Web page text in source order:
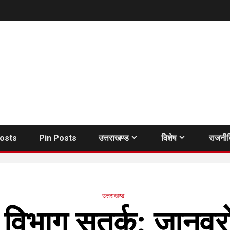
Pin Posts उत्तराखण्ड विशेष
उत्तराखण्ड
विभाग सतर्क: